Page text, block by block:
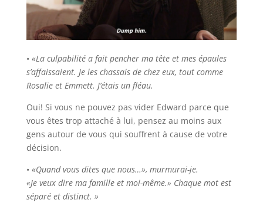
• «La culpabilité a fait pencher ma tête et mes épaules
s’affaissaient. Je les chassais de chez eux, tout comme
Rosalie et Emmett. J’étais un fléau.
Oui! Si vous ne pouvez pas vider Edward parce que
vous êtes trop attaché à lui, pensez au moins aux
gens autour de vous qui souffrent à cause de votre
décision.
• «Quand vous dites que nous…», murmurai-je.
«Je veux dire ma famille et moi-même.» Chaque mot est
séparé et distinct. »